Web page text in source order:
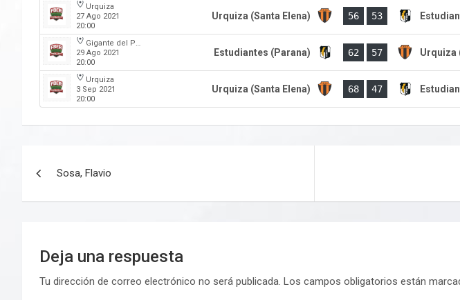
Urquiza
27 Ago 2021
20:00
Urquiza (Santa Elena) 56 53
Gigante del Parque
29 Ago 2021
20:00
Estudiantes (Parana) 62 57 Urquiza
Urquiza
3 Sep 2021
20:00
Urquiza (Santa Elena) 68 47
Sosa, Flavio
Deja una respuesta
Tu dirección de correo electrónico no será publicada. Los campos obligatorios están